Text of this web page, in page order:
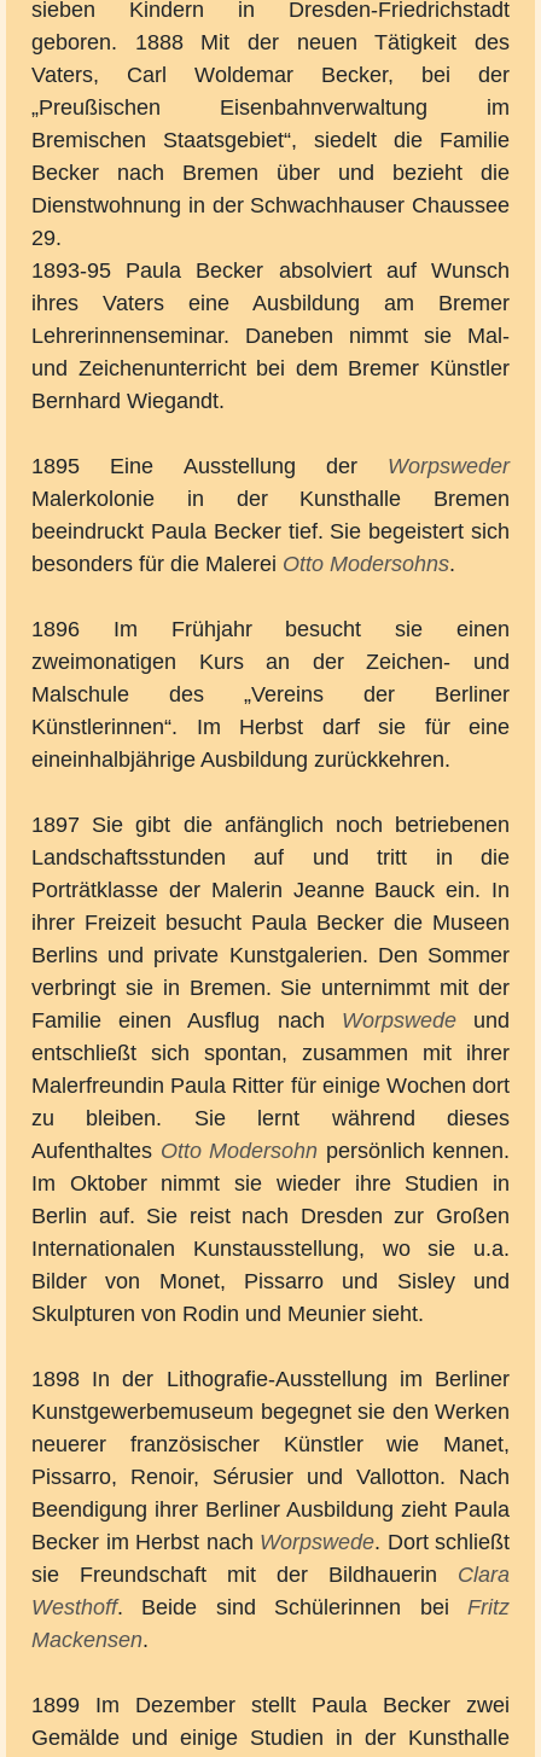
sieben Kindern in Dresden-Friedrichstadt
geboren. 1888 Mit der neuen Tätigkeit des
Vaters, Carl Woldemar Becker, bei der
„Preußischen Eisenbahnverwaltung im
Bremischen Staatsgebiet“, siedelt die Familie
Becker nach Bremen über und bezieht die
Dienstwohnung in der Schwachhauser Chaussee
29.
1893-95 Paula Becker absolviert auf Wunsch
ihres Vaters eine Ausbildung am Bremer
Lehrerinnenseminar. Daneben nimmt sie Mal-
und Zeichenunterricht bei dem Bremer Künstler
Bernhard Wiegandt.
1895 Eine Ausstellung der Worpsweder
Malerkolonie in der Kunsthalle Bremen
beeindruckt Paula Becker tief. Sie begeistert sich
besonders für die Malerei Otto Modersohns.
1896 Im Frühjahr besucht sie einen
zweimonatigen Kurs an der Zeichen- und
Malschule des „Vereins der Berliner
Künstlerinnen“. Im Herbst darf sie für eine
eineinhalbjährige Ausbildung zurückkehren.
1897 Sie gibt die anfänglich noch betriebenen
Landschaftsstunden auf und tritt in die
Porträtklasse der Malerin Jeanne Bauck ein. In
ihrer Freizeit besucht Paula Becker die Museen
Berlins und private Kunstgalerien. Den Sommer
verbringt sie in Bremen. Sie unternimmt mit der
Familie einen Ausflug nach Worpswedeund
entschließt sich spontan, zusammen mit ihrer
Malerfreundin Paula Ritter für einige Wochen dort
zu bleiben. Sie lernt während dieses
Aufenthaltes Otto Modersohn persönlich kennen.
Im Oktober nimmt sie wieder ihre Studien in
Berlin auf. Sie reist nach Dresden zur Großen
Internationalen Kunstausstellung, wo sie u.a.
Bilder von Monet, Pissarro und Sisley und
Skulpturen von Rodin und Meunier sieht.
1898 In der Lithografie-Ausstellung im Berliner
Kunstgewerbemuseum begegnet sie den Werken
neuerer französischer Künstler wie Manet,
Pissarro, Renoir, Sérusier und Vallotton. Nach
Beendigung ihrer Berliner Ausbildung zieht Paula
Becker im Herbst nach Worpswede. Dort schließt
sie Freundschaft mit der Bildhauerin Clara
Westhoff. Beide sind Schülerinnen bei Fritz
Mackensen.
1899 Im Dezember stellt Paula Becker zwei
Gemälde und einige Studien in der Kunsthalle